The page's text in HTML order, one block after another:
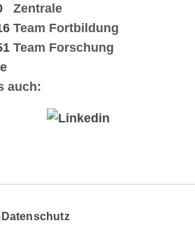
Zentrale
Team Fortbildung
Team Forschung
auch:
Datenschutz